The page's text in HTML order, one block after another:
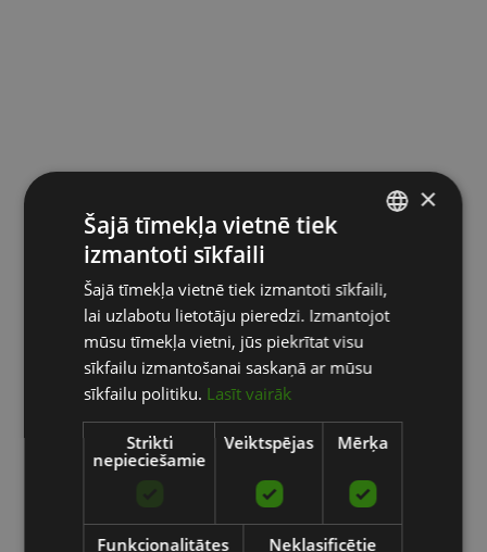
ENGLISH
RUSSIAN
×
Šajā tīmekļa vietnē tiek
izmantoti sīkfaili
Šajā tīmekļa vietnē tiek izmantoti sīkfaili,
lai uzlabotu lietotāju pieredzi. Izmantojot
mūsu tīmekļa vietni, jūs piekrītat visu
sīkfailu izmantošanai saskaņā ar mūsu
sīkfailu politiku. Lasīt vairāk
Strikti
nepieciešamie
Veiktspējas Mērķa
Funkcionalitātes Neklasificētie